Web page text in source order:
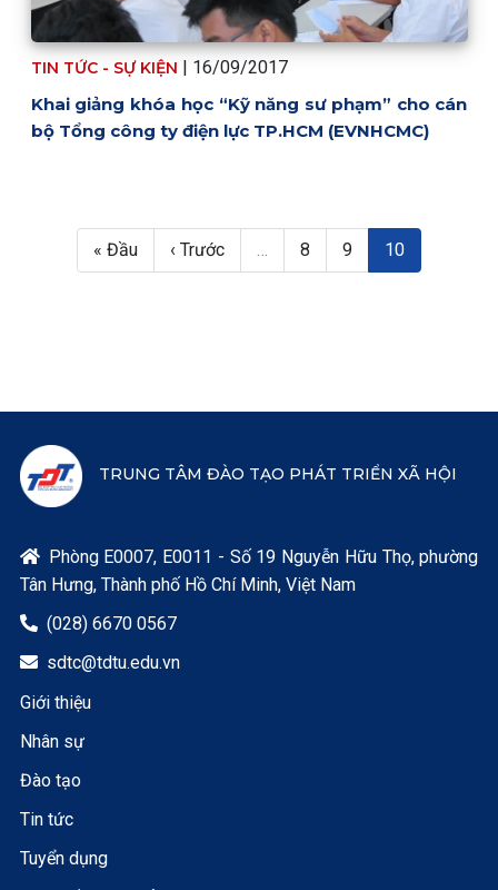
TIN TỨC - SỰ KIỆN | 16/09/2017
Khai giảng khóa học “Kỹ năng sư phạm” cho cán
bộ Tổng công ty điện lực TP.HCM (EVNHCMC)
First page
« Đầu Trang trước
‹ Trước Trang
8 Trang
9 Trang hiện thời
10
TRUNG TÂM ĐÀO TẠO PHÁT TRIỂN XÃ HỘI
 Phòng E0007, E0011 - Số 19 Nguyễn Hữu Thọ, phường
Tân Hưng, Thành phố Hồ Chí Minh, Việt Nam
 (028) 6670 0567
 sdtc@tdtu.edu.vn
Giới thiệu
Nhân sự
Đào tạo
Tin tức
Tuyển dụng